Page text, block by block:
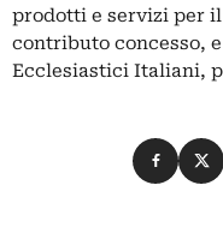
prodotti e servizi per
contributo concesso,
Ecclesiastici Italiani,